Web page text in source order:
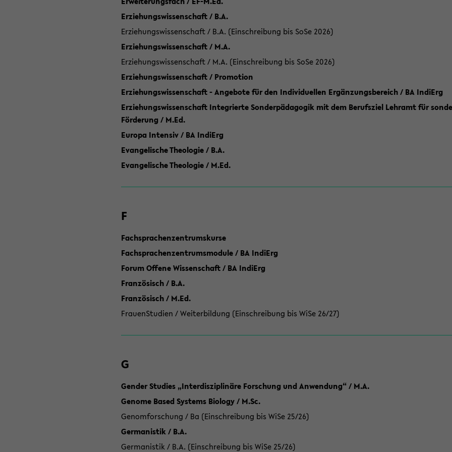
Erziehungswissenschaft / B.A.
Erziehungswissenschaft / B.A. (Einschreibung bis SoSe 2026)
Erziehungswissenschaft / M.A.
Erziehungswissenschaft / M.A. (Einschreibung bis SoSe 2026)
Erziehungswissenschaft / Promotion
Erziehungswissenschaft - Angebote für den Individuellen Ergänzungsbereich / BA IndiErg
Erziehungswissenschaft Integrierte Sonderpädagogik mit dem Berufsziel Lehramt für
Förderung / M.Ed.
Europa Intensiv / BA IndiErg
Evangelische Theologie / B.A.
Evangelische Theologie / M.Ed.
F
Fachsprachenzentrumskurse
Fachsprachenzentrumsmodule / BA IndiErg
Forum Offene Wissenschaft / BA IndiErg
Französisch / B.A.
Französisch / M.Ed.
FrauenStudien / Weiterbildung (Einschreibung bis WiSe 26/27)
G
Gender Studies „Interdisziplinäre Forschung und Anwendung“ / M.A.
Genome Based Systems Biology / M.Sc.
Genomforschung / Ba (Einschreibung bis WiSe 25/26)
Germanistik / B.A.
Germanistik / B.A. (Einschreibung bis WiSe 25/26)